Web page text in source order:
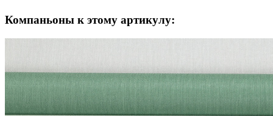
Компаньоны к этому артикулу: